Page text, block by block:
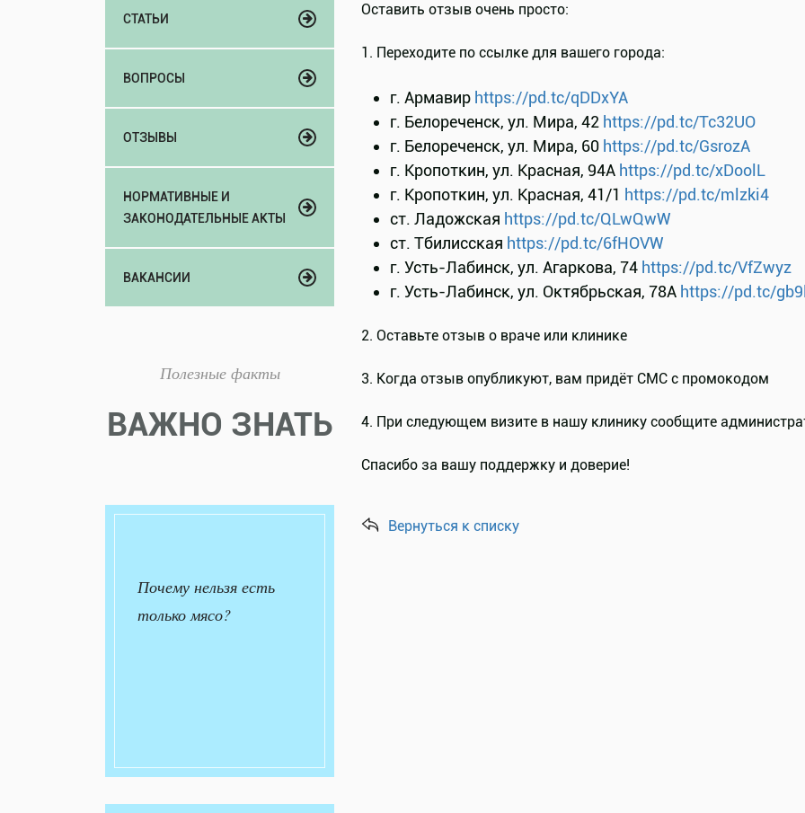
Оставить отзыв очень просто:
1. Переходите по ссылке для вашего города:
г. Армавир https://pd.tc/qDDxYA
г. Белореченск, ул. Мира, 42 https://pd.tc/Tc32UO
г. Белореченск, ул. Мира, 60 https://pd.tc/GsrozA
г. Кропоткин, ул. Красная, 94А https://pd.tc/xDoolL
г. Кропоткин, ул. Красная, 41/1 https://pd.tc/mlzki4
ст. Ладожская https://pd.tc/QLwQwW
ст. Тбилисская https://pd.tc/6fHOVW
г. Усть-Лабинск, ул. Агаркова, 74 https://pd.tc/VfZwyz
г. Усть-Лабинск, ул. Октябрьская, 78А https://pd.tc/
2. Оставьте отзыв о враче или клинике
3. Когда отзыв опубликуют, вам придёт СМС с промокодом
4. При следующем визите в нашу клинику сообщите
Спасибо за вашу поддержку и доверие!
Вернуться к списку
СТАТЬИ
ВОПРОСЫ
ОТЗЫВЫ
НОРМАТИВНЫЕ И
ЗАКОНОДАТЕЛЬНЫЕ АКТЫ
ВАКАНСИИ
Полезные факты
ВАЖНО ЗНАТЬ
Почему нельзя есть
только мясо?